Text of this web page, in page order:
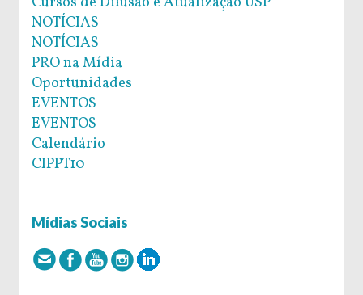
NOTÍCIAS
NOTÍCIAS
PRO na Mídia
Oportunidades
EVENTOS
EVENTOS
Calendário
CIPPT10
Mídias Sociais